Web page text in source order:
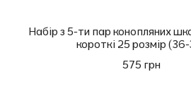
Набір з 5-ти пар конопляних
короткі 25 розмір
575 грн